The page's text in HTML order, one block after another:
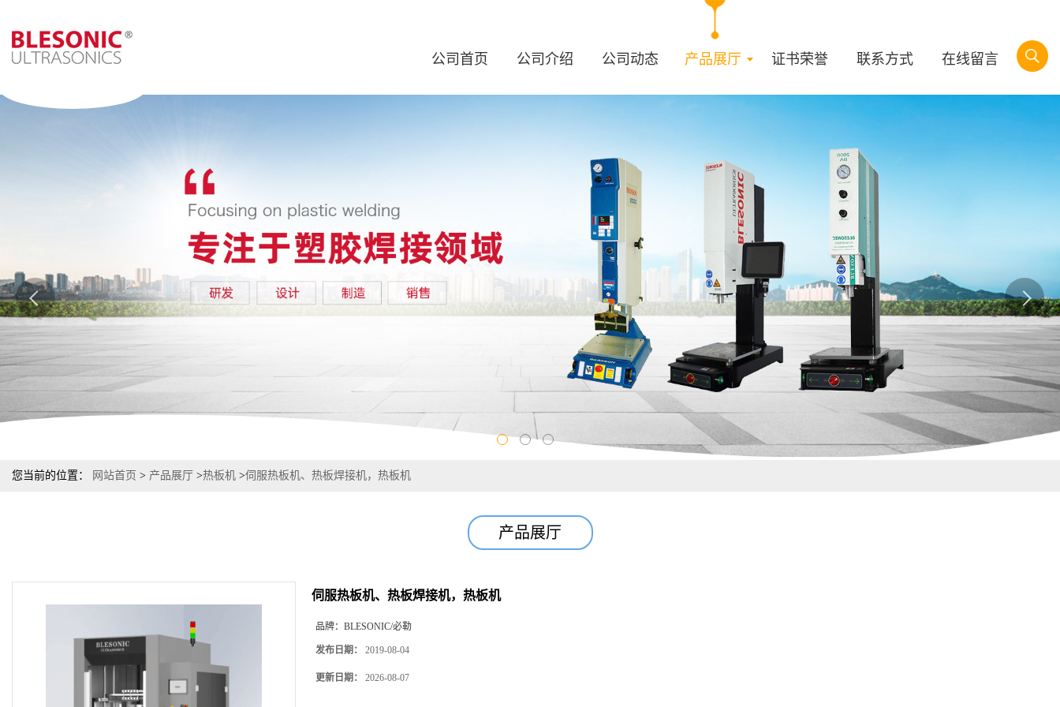
公司首页 公司介绍 公司动态 产品展厅 证书荣誉 联系方式 在线留言
您当前的位置： 网站首页 > 产品展厅 >热板机 >伺服热板机、热板焊接机，热板机
产品展厅
伺服热板机、热板焊接机，热板机
品牌： BLESONIC/必勒
发布日期： 2019-08-04
更新日期： 2026-08-07